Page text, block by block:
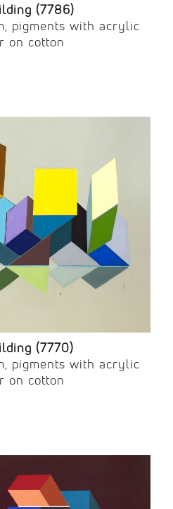
(7786)
pigments with acrylic
on cotton
(7770)
pigments with acrylic
on cotton